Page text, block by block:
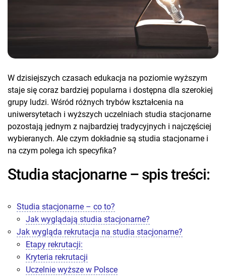
W dzisiejszych czasach edukacja na poziomie wyższym
staje się coraz bardziej popularna i dostępna dla szerokiej
grupy ludzi. Wśród różnych trybów kształcenia na
uniwersytetach i wyższych uczelniach studia stacjonarne
pozostają jednym z najbardziej tradycyjnych i najczęściej
wybieranych. Ale czym dokładnie są studia stacjonarne i
na czym polega ich specyfika?
Studia stacjonarne – spis treści:
Studia stacjonarne – co to?
Jak wyglądają studia stacjonarne?
Jak wygląda rekrutacja na studia stacjonarne?
Etapy rekrutacji:
Kryteria rekrutacji
Uczelnie wyższe w Polsce